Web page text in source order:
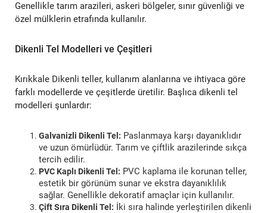
Genellikle tarım arazileri, askeri bölgeler, sınır güvenliği ve
özel mülklerin etrafında kullanılır.
Dikenli Tel Modelleri ve Çeşitleri
Kırıkkale Dikenli teller, kullanım alanlarına ve ihtiyaca göre
farklı modellerde ve çeşitlerde üretilir. Başlıca dikenli tel
modelleri şunlardır:
Galvanizli Dikenli Tel: Paslanmaya karşı dayanıklıdır
ve uzun ömürlüdür. Tarım ve çiftlik arazilerinde sıkça
tercih edilir.
PVC Kaplı Dikenli Tel: PVC kaplama ile korunan teller,
estetik bir görünüm sunar ve ekstra dayanıklılık
sağlar. Genellikle dekoratif amaçlar için kullanılır.
Çift Sıra Dikenli Tel: İki sıra halinde yerleştirilen dikenli